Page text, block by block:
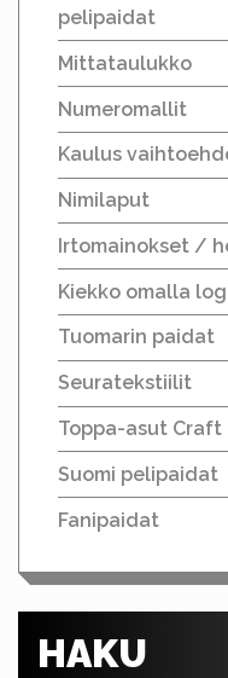
pelipaidat
Mittataulukko
Numeromallit
Kaulus
Nimilaput
Irtomainokset /
Kiekko omalla
Tuomarin paidat
Seuratekstiilit
Toppa-asut Craft
Suomi pelipaidat
Fanipaidat
HAKU